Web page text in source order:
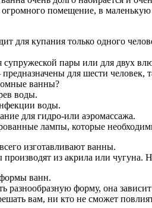
помещение, в
для купания только одного
супружеской пары или для двух
для шести человек,
ванны?
воды.
воды.
для гидро-или аэромассажа.
лампы, которые
изготавливают ванны.
из акрила или чугуна.
ванн.
разнообразную форму, она
вам, ни кто не сможет